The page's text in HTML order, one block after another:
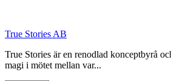
True Stories AB
True Stories är en renodlad konceptbyrå
magi i mötet mellan var...